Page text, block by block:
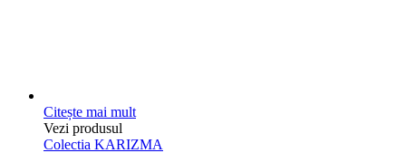
Citește mai mult
Vezi produsul
Colectia KARIZMA